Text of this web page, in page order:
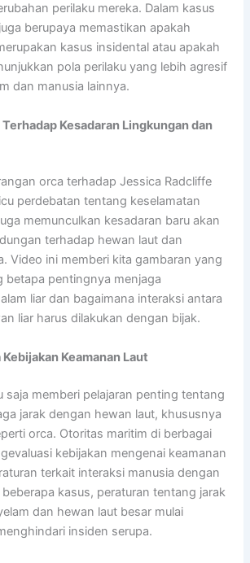
perilaku mereka. Dalam kasus
berupaya memastikan apakah
kasus insidental atau apakah
pola perilaku yang lebih agresif
dan manusia lainnya.
Kesadaran Lingkungan dan
orca terhadap Jessica Radcliffe
perdebatan tentang keselamatan
memunculkan kesadaran baru akan
terhadap hewan laut dan
Video ini memberi kita gambaran yang
betapa pentingnya menjaga
liar dan bagaimana interaksi antara
liar harus dilakukan dengan bijak.
Keamanan Laut
saja memberi pelajaran penting tentang
jarak dengan hewan laut, khususnya
orca. Otoritas maritim di berbagai
kebijakan mengenai keamanan
terkait interaksi manusia dengan
beberapa kasus, peraturan tentang jarak
dan hewan laut besar mulai
insiden serupa.